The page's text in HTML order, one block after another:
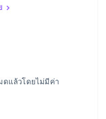
ดแล้วโดยไม่มีค่า